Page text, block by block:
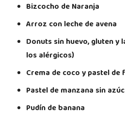
Bizcocho de Naranja
Arroz con leche de avena
Donuts sin huevo, gluten y
los alérgicos)
Crema de coco y pastel de
Pastel de manzana sin
Pudín de banana